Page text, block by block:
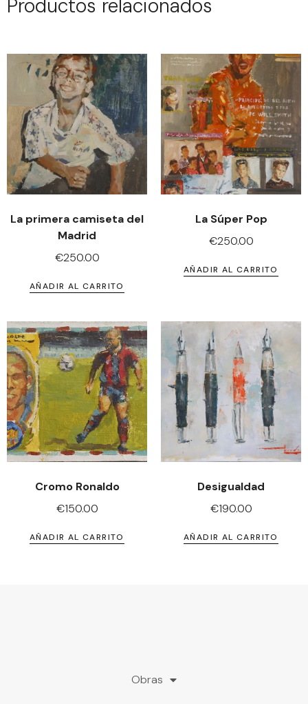
Productos relacionados
La primera camiseta del
Madrid
€250.00
AÑADIR AL CARRITO
La Súper Pop
€250.00
AÑADIR AL CARRITO
Cromo Ronaldo
€150.00
AÑADIR AL CARRITO
Desigualdad
€190.00
AÑADIR AL CARRITO
Obras